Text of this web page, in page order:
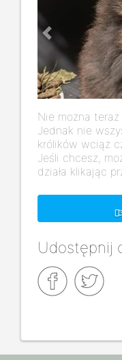
Previous
Nie można
Jednak nie
królików wciąż
Jeśli chcesz,
działa klikając
Udostępnij